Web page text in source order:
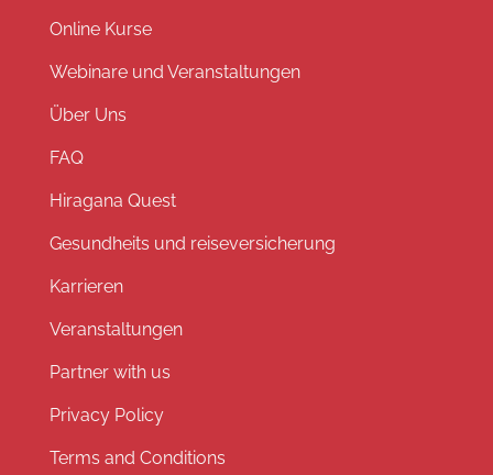
Online Kurse
Webinare und Veranstaltungen
Über Uns
FAQ
Hiragana Quest
Gesundheits und reiseversicherung
Karrieren
Veranstaltungen
Partner with us
Privacy Policy
Terms and Conditions